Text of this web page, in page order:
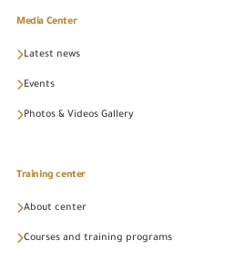
Media Center
Latest news
Events
Photos & Videos Gallery
Training center
About center
Courses and training programs